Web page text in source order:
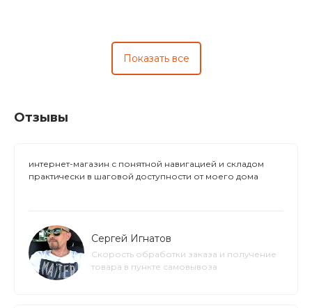
Показать все
Отзывы
интернет-магазин с понятной навигацией и складом
практически в шаговой доступности от моего дома
Сергей Игнатов
Скорость обработки заказа и получение
товара в пункте самовывоза